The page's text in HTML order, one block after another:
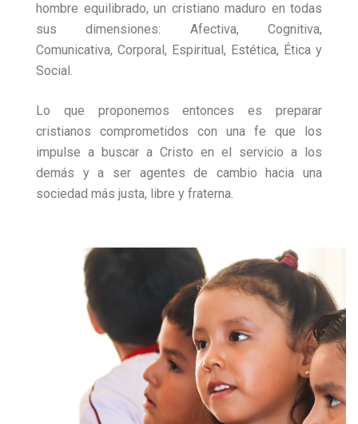
hombre equilibrado, un cristiano maduro en todas
sus dimensiones: Afectiva, Cognitiva,
Comunicativa, Corporal, Espiritual, Estética, Ética y
Social.
Lo que proponemos entonces es preparar
cristianos comprometidos con una fe que los
impulse a buscar a Cristo en el servicio a los
demás y a ser agentes de cambio hacia una
sociedad más justa, libre y fraterna.